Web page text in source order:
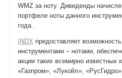
WMZ за ноту. Дивиденды
портфеле ноты данного
года.
INDX предоставляет
инструментами – нотами,
акции таких всемирно известных
«Газпром», «Лукойл»,